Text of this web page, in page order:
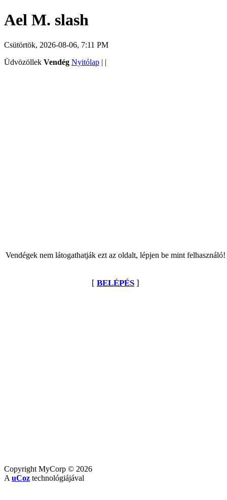
Ael M. slash
Csütörtök, 2026-08-06, 7:11 PM
Üdvözöllek Vendég Nyitólap | |
Vendégek nem látogathatják ezt az oldalt, lépjen be mint felhasználó!
[ BELÉPÉS ]
Copyright MyCorp © 2026
A uCoz technológiájával